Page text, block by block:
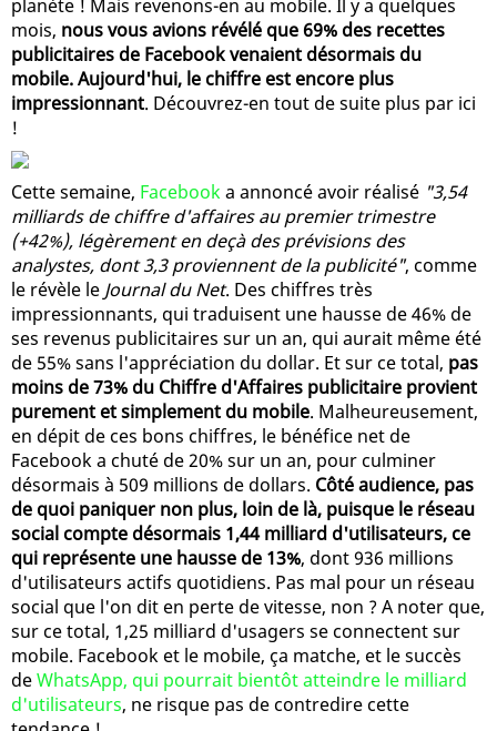
planète ! Mais revenons-en au mobile. Il y a quelques
mois, nous vous avions révélé que 69% des recettes
publicitaires de Facebook venaient désormais du
mobile. Aujourd'hui, le chiffre est encore plus
impressionnant. Découvrez-en tout de suite plus par ici
!
Cette semaine, Facebooka annoncé avoir réalisé "3,54
milliards de chiffre d'affaires au premier trimestre
(+42%), légèrement en deçà des prévisions des
analystes, dont 3,3 proviennent de la publicité", comme
le révèle le Journal du Net. Des chiffres très
impressionnants, qui traduisent une hausse de 46% de
ses revenus publicitaires sur un an, qui aurait même été
de 55% sans l'appréciation du dollar. Et sur ce total, pas
moins de 73% du Chiffre d'Affaires publicitaire provient
purement et simplement du mobile. Malheureusement,
en dépit de ces bons chiffres, le bénéfice net de
Facebook a chuté de 20% sur un an, pour culminer
désormais à 509 millions de dollars. Côté audience, pas
de quoi paniquer non plus, loin de là, puisque le réseau
social compte désormais 1,44 milliard d'utilisateurs, ce
qui représente une hausse de 13%, dont 936 millions
d'utilisateurs actifs quotidiens. Pas mal pour un réseau
social que l'on dit en perte de vitesse, non ? A noter que,
sur ce total, 1,25 milliard d'usagers se connectent sur
mobile. Facebook et le mobile, ça matche, et le succès
deWhatsApp, qui pourrait bientôt atteindre le milliard
d'utilisateurs, ne risque pas de contredire cette